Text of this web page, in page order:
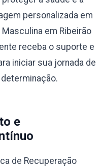
personalizada em
em Ribeirão
receba o suporte e
iniciar sua jornada de
e
de Recuperação